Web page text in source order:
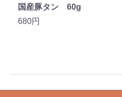
国産豚タン 60g
680円